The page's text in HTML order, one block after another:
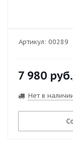
Артикул: 00289
7 980 руб.
Нет в